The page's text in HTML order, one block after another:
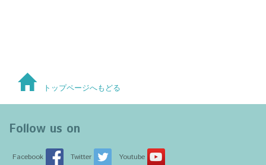
トップページへもどる
Follow us on
Facebook Twitter Youtube